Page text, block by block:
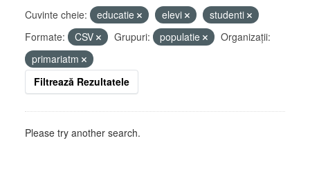
Cuvinte cheie: educatie elevi
studenti
Formate:
CSV Grupuri: populatie
Organizații:
primariatm
Filtrează Rezultatele
Please try another search.